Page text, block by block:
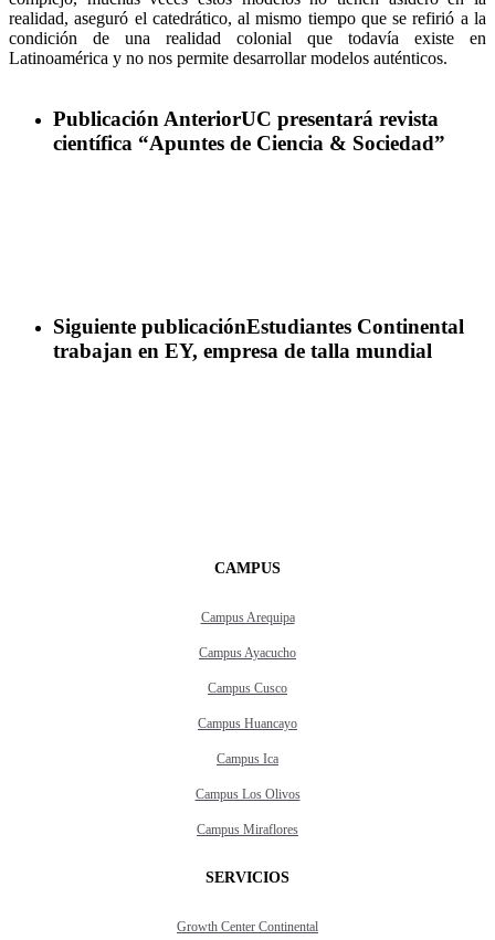
realidad, aseguró el catedrático, al mismo tiempo que se refirió a la
condición de una realidad colonial que todavía existe en
Latinoamérica y no nos permite desarrollar modelos auténticos.
Publicación AnteriorUC presentará revista
científica “Apuntes de Ciencia & Sociedad”
Siguiente publicaciónEstudiantes Continental
trabajan en EY, empresa de talla mundial
CAMPUS
Campus Arequipa
Campus Ayacucho
Campus Cusco
Campus Huancayo
Campus Ica
Campus Los Olivos
Campus Miraflores
SERVICIOS
Growth Center Continental